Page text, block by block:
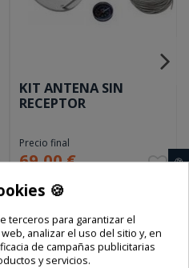
KIT ANTENA SIN
RECEPTOR
Precio final
69,00 €
Envío e impuestos incluidos
Añadir al carrito
🍪
terceros para garantizar el
analizar el uso del sitio y, en
de campañas publicitarias
y servicios.
🍪